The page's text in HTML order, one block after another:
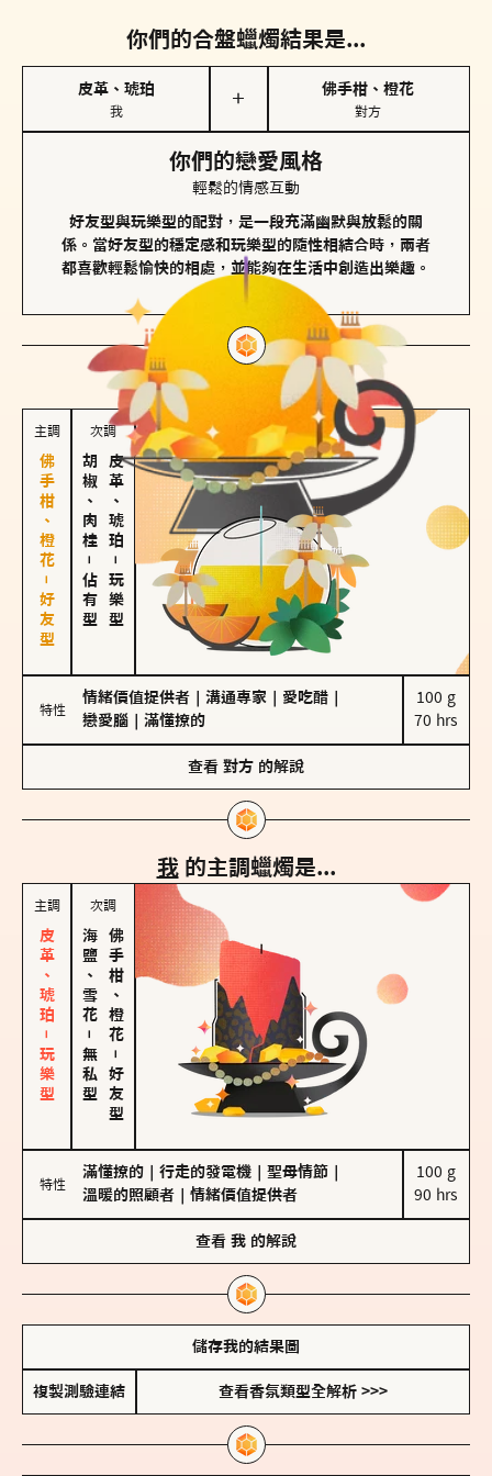
你們的合盤蠟燭結果是...
皮革、琥珀
我
＋
佛手柑、橙花
對方
你們的戀愛風格
輕鬆的情感互動
好友型與玩樂型的配對，是一段充滿幽默與放鬆的關
係。當好友型的穩定感和玩樂型的隨性相結合時，兩者
都喜歡輕鬆愉快的相處，並能夠在生活中創造出樂趣。
對方的主調蠟燭是...
主調
佛手柑、橙花－好友型
次調
胡椒、肉桂
－
佔有型
皮革、琥珀
－
玩樂型
特性
情緒價值提供者 溝通專家 愛吃醋
戀愛腦
滿懂撩的
100 g
70 hrs
查看 對方 的解說
我 的主調蠟燭是...
主調
皮革、琥珀－玩樂型
次調
海鹽、雪花
－
無私型
佛手柑、橙花
－
好友型
特性
滿懂撩的 行走的發電機 聖母情節
溫暖的照顧者
情緒價值提供者
100 g
90 hrs
查看 我 的解說
儲存我的結果圖
複製測驗連結 查看香氛類型全解析 >>>